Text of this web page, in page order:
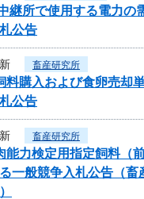
継所で使用する電力の
公告
畜産研究所
料購入および食卵売却
公告
畜産研究所
力検定用指定飼料（前
一般競争入札公告（畜